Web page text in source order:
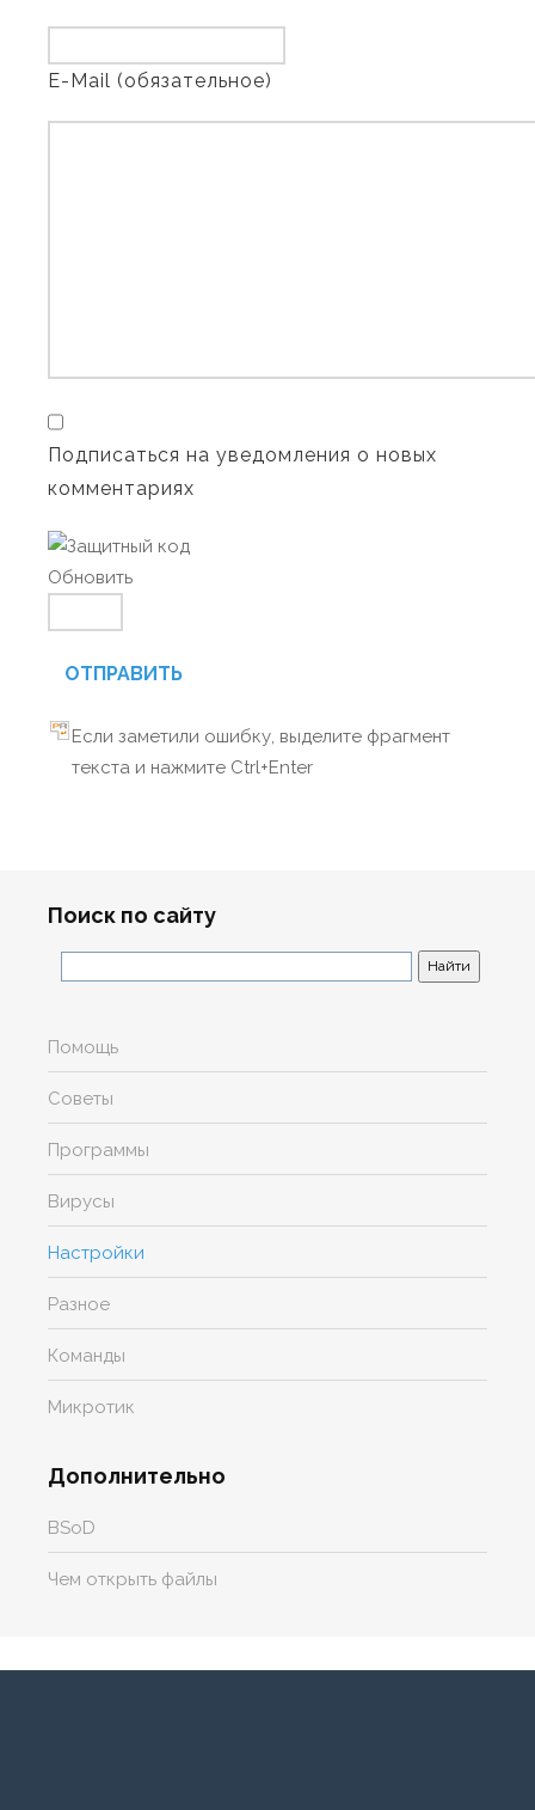
E-Mail (обязательное)
Подписаться на уведомления о новых
комментариях
Обновить
ОТПРАВИТЬ
Если заметили ошибку, выделите фрагмент
текста и нажмите Ctrl+Enter
Поиск по сайту
Помощь
Советы
Программы
Вирусы
Настройки
Разное
Команды
Микротик
Дополнительно
BSoD
Чем открыть файлы